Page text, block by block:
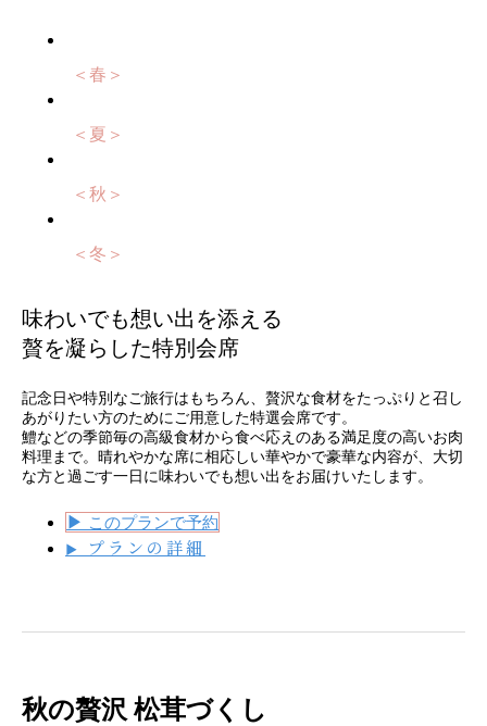
＜春＞
＜夏＞
＜秋＞
＜冬＞
味わいでも想い出を添える
贅を凝らした特別会席
記念日や特別なご旅行はもちろん、贅沢な食材をたっぷりと召し
あがりたい方のためにご用意した特選会席です。
鱧などの季節毎の高級食材から食べ応えのある満足度の高いお肉
料理まで。晴れやかな席に相応しい華やかで豪華な内容が、大切
な方と過ごす一日に味わいでも想い出をお届けいたします。
▶ このプランで予約
▶
プランの詳細
秋の贅沢 松茸づくし